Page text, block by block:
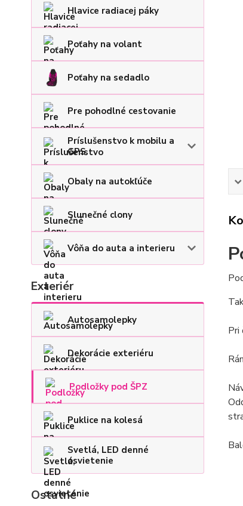
Hlavice radiacej páky
Poťahy na volant
Poťahy na sedadlo
Pre pohodlné cestovanie
Príslušenstvo k mobilu a
GPS
Obaly na autokľúče
Slunečné clony
Vôňa do auta a interieru
Exteriér
Autosamolepky
Dekorácie exteriéru
Podložky pod ŠPZ
Puklice na kolesá
Svetlá, LED denné
osvietenie
Ostatné
Pri